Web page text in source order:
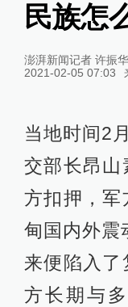
民族怎
澎湃新闻记者 许振华
2021-02-05 07:03
当地时间2
交部长昂山
方扣押，军
甸国内外震
来便陷入了
方长期与